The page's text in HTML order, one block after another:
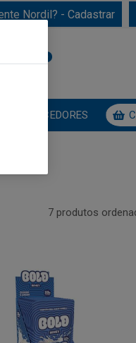
Nordil? - Cadastrar
FORNECEDORES
7 produtos